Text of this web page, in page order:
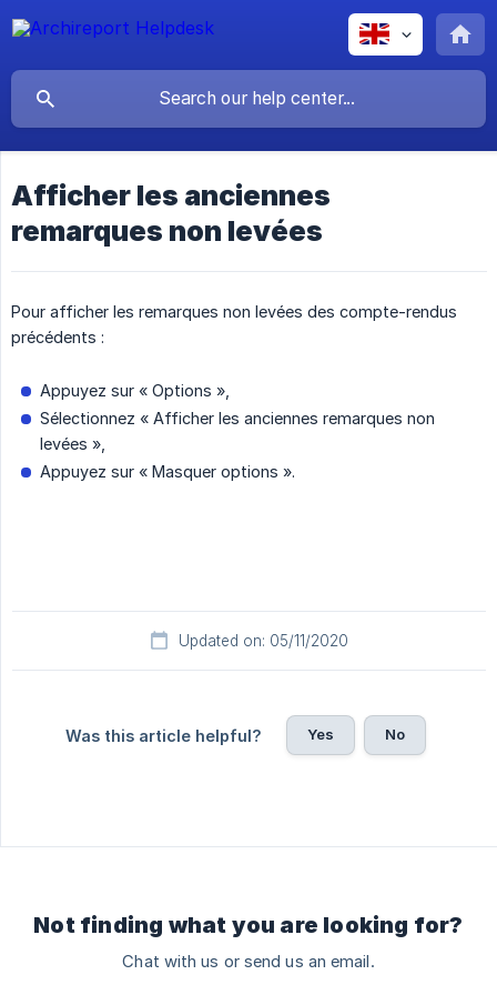
Afficher les anciennes
remarques non levées
Pour afficher les remarques non levées des compte-rendus
précédents :
Appuyez sur « Options »,
Sélectionnez « Afficher les anciennes remarques non
levées »,
Appuyez sur « Masquer options ».
Updated on: 05/11/2020
Was this article helpful? Yes No
Not finding what you are looking for?
Chat with us or send us an email.